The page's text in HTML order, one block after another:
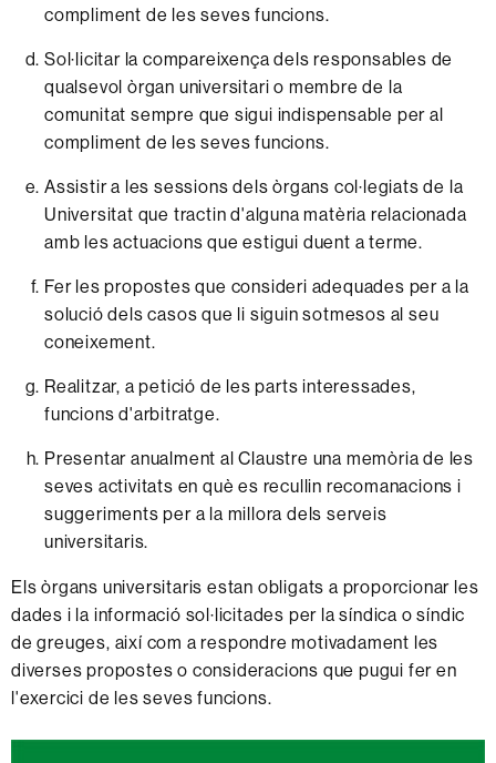
compliment de les seves funcions.
Sol·licitar la compareixença dels responsables de
qualsevol òrgan universitari o membre de la
comunitat sempre que sigui indispensable per al
compliment de les seves funcions.
Assistir a les sessions dels òrgans col·legiats de la
Universitat que tractin d'alguna matèria relacionada
amb les actuacions que estigui duent a terme.
Fer les propostes que consideri adequades per a la
solució dels casos que li siguin sotmesos al seu
coneixement.
Realitzar, a petició de les parts interessades,
funcions d'arbitratge.
Presentar anualment al Claustre una memòria de les
seves activitats en què es recullin recomanacions i
suggeriments per a la millora dels serveis
universitaris.
Els òrgans universitaris estan obligats a proporcionar les
dades i la informació sol·licitades per la síndica o síndic
de greuges, així com a respondre motivadament les
diverses propostes o consideracions que pugui fer en
l'exercici de les seves funcions.
Informació